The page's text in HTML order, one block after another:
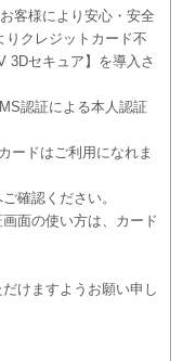
客様により安心・安全
りクレジットカード不
3Dセキュア】を導入さ
認証による本人認証
ードはご利用になれま
確認ください。
面の使い方は、カード
けますようお願い申し